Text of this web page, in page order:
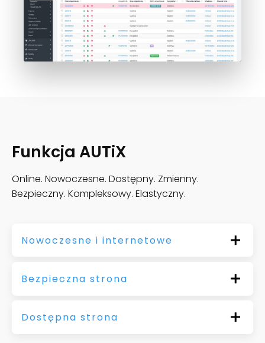
Funkcja AUTiX
Online. Nowoczesne. Dostępny. Zmienny.
Bezpieczny. Kompleksowy. Elastyczny.
Nowoczesne i internetowe
Bezpieczna strona
Dostępna strona